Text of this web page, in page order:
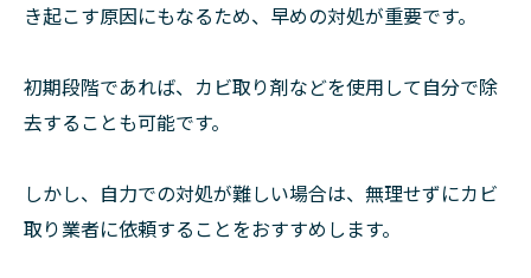
き起こす原因にもなるため、早めの対処が重要です。
初期段階であれば、カビ取り剤などを使用して自分で除
去することも可能です。
しかし、自力での対処が難しい場合は、無理せずにカビ
取り業者に依頼することをおすすめします。